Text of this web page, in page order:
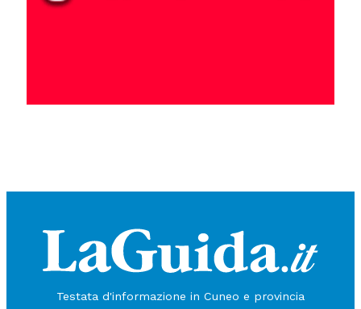
Testata d'informazione in Cuneo e provincia